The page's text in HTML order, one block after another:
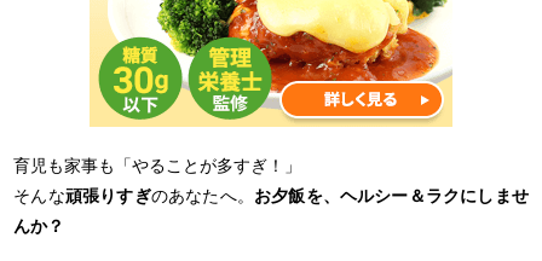
育児も家事も「やることが多すぎ！」
そんな頑張りすぎのあなたへ。 お夕飯を、ヘルシー＆ラクにしませ
んか？